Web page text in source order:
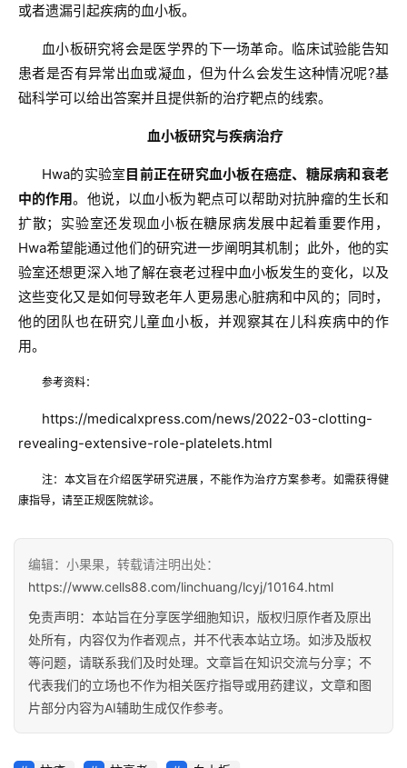
活
关
或者遗漏引起疾病的血小板。
血小板研究将会是医学界的下一场革命。临床试验能告知
患者是否有异常出血或凝血，但为什么会发生这种情况呢?基
础科学可以给出答案并且提供新的治疗靶点的线索。
血小板研究与疾病治疗
Hwa的实验室目前正在研究血小板在癌症、糖尿病和衰老
中的作用。他说，以血小板为靶点可以帮助对抗肿瘤的生长和
扩散；实验室还发现血小板在糖尿病发展中起着重要作用，
Hwa希望能通过他们的研究进一步阐明其机制；此外，他的实
验室还想更深入地了解在衰老过程中血小板发生的变化，以及
这些变化又是如何导致老年人更易患心脏病和中风的；同时，
他的团队也在研究儿童血小板，并观察其在儿科疾病中的作
用。
参考资料：
https://medicalxpress.com/news/2022-03-clotting-
revealing-extensive-role-platelets.html
注：本文旨在介绍医学研究进展，不能作为治疗方案参考。如需获得健
康指导，请至正规医院就诊。
编辑：小果果，转载请注明出处：
https://www.cells88.com/linchuang/lcyj/10164.html
免责声明：本站旨在分享医学细胞知识，版权归原作者及原出
处所有，内容仅为作者观点，并不代表本站立场。如涉及版权
等问题，请联系我们及时处理。文章旨在知识交流与分享；不
代表我们的立场也不作为相关医疗指导或用药建议，文章和图
片部分内容为AI辅助生成仅作参考。